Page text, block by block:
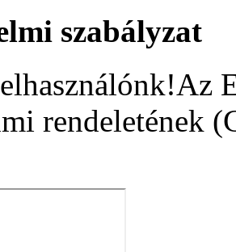
szabályzat
rendeletének